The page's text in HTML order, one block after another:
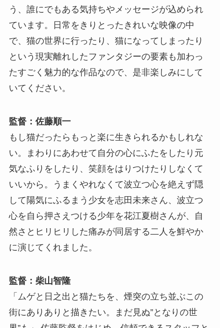
う、誰にでもある気持ちやメッセージが込められ
ています。日常をきりとったきれいな映像の中
で、猫の世界に行ったり、猫になってしまったり
という現実離れしたファンタジーの要素も加わっ
たすごく魅力的な作品なので、是非楽しみにして
いてください。
監督：佐藤順一
もし猫だったらもっと楽に生きられるかもしれな
い。まわりにあわせて自分の心にふたをしたり元
気なふりをしたり、笑顔をはりつけたりしなくて
いいから。うまくやれなくて波立つ心を絶えず隠
して陽気にふるまう少女を志田未来さん、波立つ
心を自ら押さえつける少年を花江夏樹さんが、自
然さとヒリヒリした痛みが同居する二人を鮮やか
に演じてくれました。
監督：柴山智隆
「ムゲと日之出と猫たちを、煙突の立ち並ぶこの
街にありありと描きたい。まだ見ぬ”となりの世